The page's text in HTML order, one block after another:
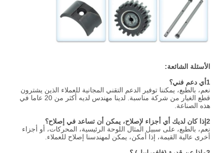
الأسئلة الشائعة:
1أي دعم فني؟
نعم، بالطبع، يمكننا توفير الدعم التقني المجانية للعملاء الذين يشترون
قطع الغيار من شركة مناسبة. لدينا مهندس لديه أكثر من 20 عاما في
هذه الصناعة.
2إذا كان لديك أي أجزاء لإصلاح، يمكن أن تساعد في إصلاح؟
نعم، بالطبع، على سبيل المثال اللوحة الرئيسية، المحركات، أو أجزاء
أخرى عالية القيمة، إذا أمكن، يمكن لمهندسنا إصلاح للعملاء.